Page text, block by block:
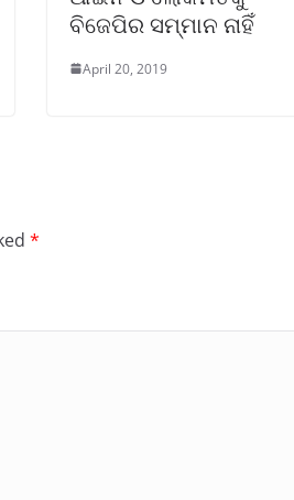
ବିଜେପିର ସମ୍ମାନ ନାହିଁ
April 20, 2019
*